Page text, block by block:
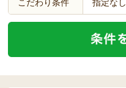
こだわり条件 指定なし